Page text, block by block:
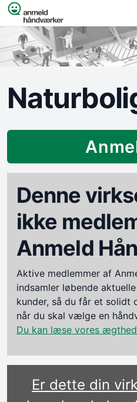
Spring til indhold
Denne
ikke
Anmeld
Aktive medlemmer af
indsamler løbende
kunder, så du får et solidt
når du skal vælge en
Du kan læse vores
Er dette din